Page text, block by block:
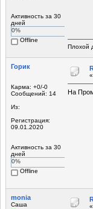
Активность за 30
дней
0%
Offline
Плохой
Горик
Карма: +0/-0
Сообщений: 14
Из:
Регистрация:
09.01.2020
Активность за 30
дней
0%
Offline
«
На
monia
Саша
«